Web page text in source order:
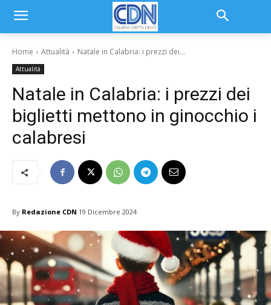
Home Attualità Natale in Calabria: i prezzi dei...
Attualità
Natale in Calabria: i prezzi dei
biglietti mettono in ginocchio i
calabresi
By Redazione CDN 19 Dicembre 2024